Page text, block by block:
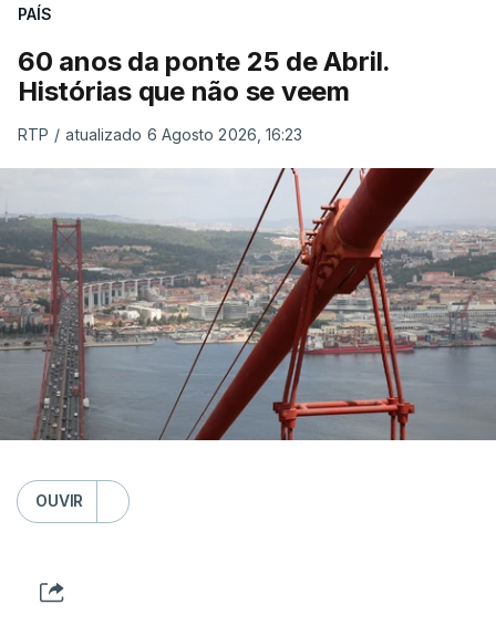
PAÍS
60 anos da ponte 25 de Abril.
Histórias que não se veem
RTP / atualizado 6 Agosto 2026, 16:23
OUVIR